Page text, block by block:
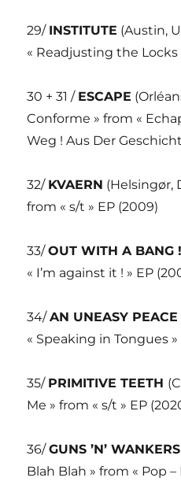
29/ INSTITUTE (Austin,
« Readjusting the Locks
30 + 31 / ESCAPE
Conforme » from «
Weg ! Aus Der
32/ KVAERN (Helsingør,
from « s/t » EP (2009)
33/OUT WITH A BANG !
« I’m against it ! » EP
34/AN UNEASY PEACE
« Speaking in Tongues
35/ PRIMITIVE TEETH
Me » from « s/t » EP
36/GUNS ’N’ WANKERS
Blah Blah » from « Pop